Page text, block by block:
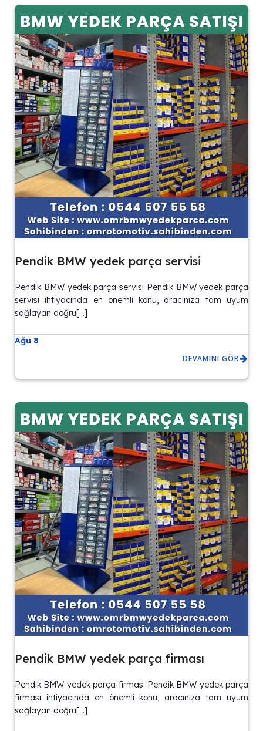
Pendik BMW yedek parça servisi
Pendik BMW yedek parça servisi Pendik BMW yedek parça
servisi ihtiyacında en önemli konu, aracınıza tam uyum
sağlayan doğru[…]
Ağu 8
DEVAMINI GÖR
Pendik BMW yedek parça firması
Pendik BMW yedek parça firması Pendik BMW yedek parça
firması ihtiyacında en önemli konu, aracınıza tam uyum
sağlayan doğru[…]